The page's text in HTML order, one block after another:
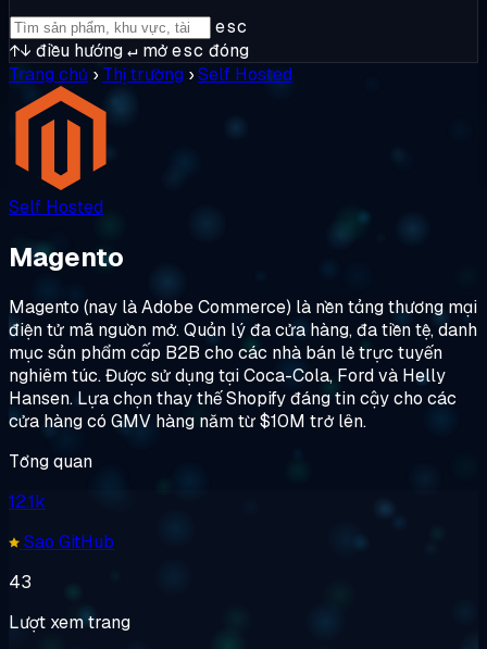
esc
↑↓ điều hướng↵ mởesc đóng
Trang chủ › Thị trường ›Self Hosted
Self Hosted
Magento
Magento (nay là Adobe Commerce) là nền tảng thương mại
điện tử mã nguồn mở. Quản lý đa cửa hàng, đa tiền tệ, danh
mục sản phẩm cấp B2B cho các nhà bán lẻ trực tuyến
nghiêm túc. Được sử dụng tại Coca-Cola, Ford và Helly
Hansen. Lựa chọn thay thế Shopify đáng tin cậy cho các
cửa hàng có GMV hàng năm từ $10M trở lên.
Tổng quan
12.1k
Sao GitHub
43
Lượt xem trang